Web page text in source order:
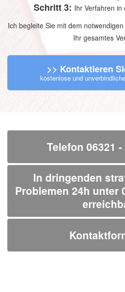
Schritt 3: Ihr Verfahren in
Ich begleite Sie mit dem
Ihr gesamtes
>> Kontaktieren
kostenlose und
Telefon 06321 -
In dringenden
Problemen 24h unter